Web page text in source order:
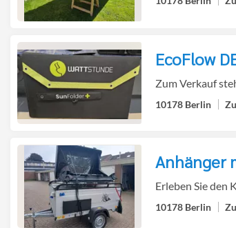
Detailseite
Detailseite
EcoFlow
Zum Verkauf
10178 Berlin
Anhänger
Erleben Sie den
10178 Berlin